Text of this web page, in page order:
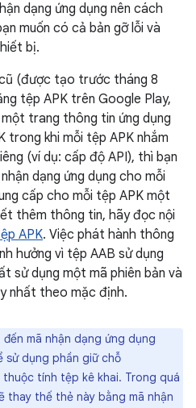
dạng ứng dụng nên cách
muốn có cả bản gỡ lỗi và
bị.
(được tạo trước tháng 8
tệp APK trên Google Play,
trang thông tin ứng dụng
trong khi mỗi tệp APK nhắm
(ví dụ: cấp độ API), thì bạn
dạng ứng dụng cho mỗi
cấp cho mỗi tệp APK một
thêm thông tin, hãy đọc nội
APK. Việc phát hành thông
hưởng vì tệp AAB sử dụng
sử dụng một mã phiên bản và
nhất theo mặc định.
mã nhận dạng ứng dụng
dụng phần giữ chỗ
thuộc tính tệp kê khai. Trong quá
thay thế thẻ này bằng mã nhận